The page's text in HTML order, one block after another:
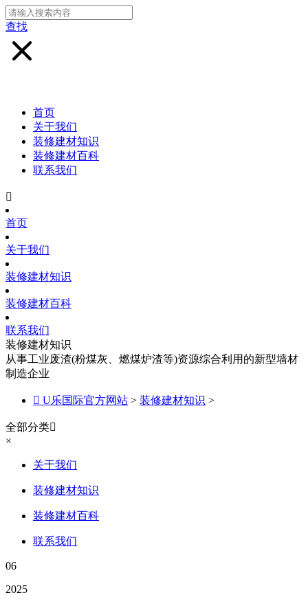
查找
首页
关于我们
装修建材知识
装修建材百科
联系我们

首页
关于我们
装修建材知识
装修建材百科
联系我们
装修建材知识
从事工业废渣(粉煤灰、燃煤炉渣等)资源综合利用的新型墙材
制造企业
 U乐国际官方网站 > 装修建材知识 >
全部分类
×
关于我们
装修建材知识
装修建材百科
联系我们
06
2025